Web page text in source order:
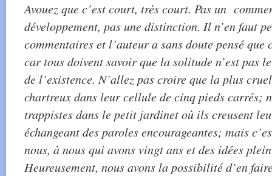
Avouez que c’est court, très court. Pas un
développement, pas une distinction. Il n’en faut
commentaires et l’auteur a sans doute pensé
car tous doivent savoir que la solitude n’est pas
de l’existence. N’allez pas croire que la plus
chartreux dans leur cellule de cinq pieds carrés;
trappistes dans le petit jardinet où ils creusent
échangeant des paroles encourageantes; mais
nous, à nous qui avons vingt ans et des idées
Heureusement, nous avons la possibilité d’en